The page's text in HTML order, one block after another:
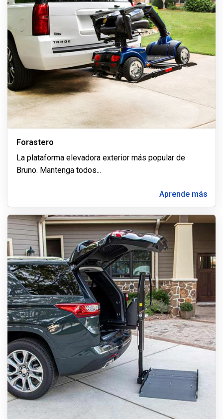
Forastero
La plataforma elevadora exterior más popular de
Bruno. Mantenga todos...
Aprende más